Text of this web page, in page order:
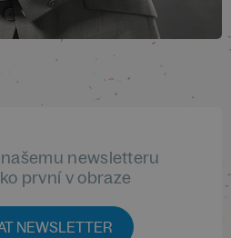
newsletteru
první v obraze
NEWSLETTER